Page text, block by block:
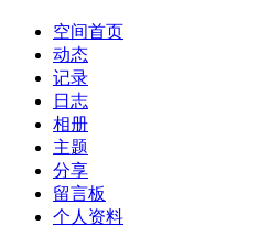
空间首页
动态
记录
日志
相册
主题
分享
留言板
个人资料